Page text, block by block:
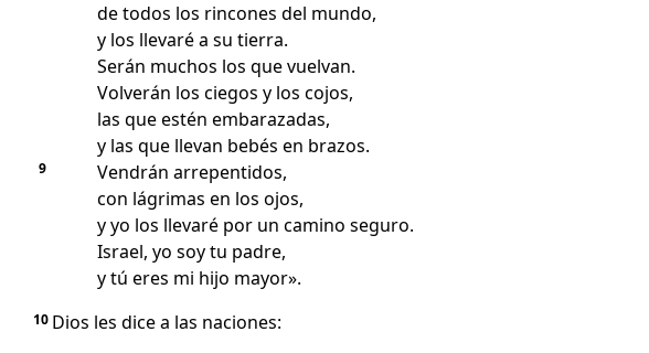
de todos los rincones del mundo,
y los llevaré a su tierra.
Serán muchos los que vuelvan.
Volverán los ciegos y los cojos,
las que estén embarazadas,
y las que llevan bebés en brazos.
9
Vendrán arrepentidos,
con lágrimas en los ojos,
y yo los llevaré por un camino seguro.
Israel, yo soy tu padre,
y tú eres mi hijo mayor».
10 Dios les dice a las naciones: